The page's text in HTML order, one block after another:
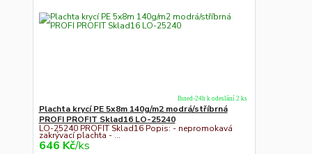
Plachta krycí PE 5x8m 140g/m2 modrá/stříbrná
PROFI PROFIT Sklad16 LO-25240
LO-25240 PROFIT Sklad16 Popis: - nepromokavá
zakrývací plachta - ...
646 Kč/ks
Ihned-24h k odeslání 2 ks